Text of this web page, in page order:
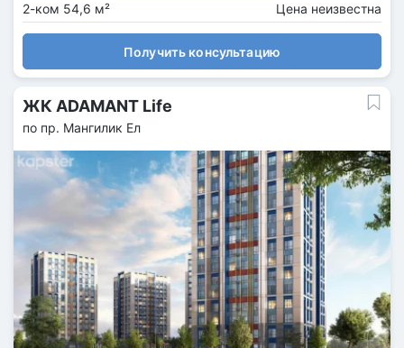
2-ком 54,6 м²
Цена неизвестна
Получить консультацию
ЖК ADAMANT Life
по пр. Мангилик Ел